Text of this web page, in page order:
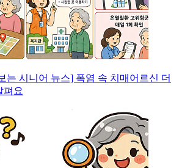
는 시니어 뉴스] 폭염 속 치매어르신 더
펴요